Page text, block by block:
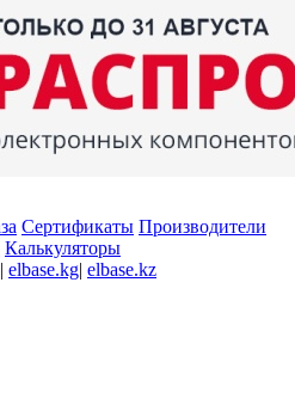
Сертификаты Производители
Калькуляторы
| elbase.kg| elbase.kz